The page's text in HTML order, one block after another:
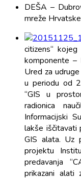
DEŠA –
mreže
citizens“
komponente –
Ured za
u periodu od
“GIS u
radionica
Informacijski
lakše iščitavati
GIS alata. Uz
projektu
predavanja
prikazani alati